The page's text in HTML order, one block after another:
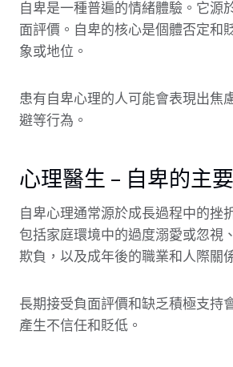
自卑是一種普遍的情緒體驗。它源
面評價。自卑的核心是個體否定和
象或地位。
患有自卑心理的人可能會表現出焦
避等行為。
心理醫生 – 自卑的主
自卑心理通常源於成長過程中的挫
包括家庭環境中的過度溺愛或忽視
欺負，以及成年後的職業和人際關
長期接受負面評價和缺乏積極支持
產生不信任和貶低。